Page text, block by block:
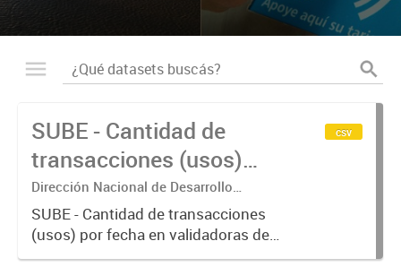
SUBE - Cantidad de
transacciones (usos)
por fecha
Dirección Nacional de Desarrollo
Tecnológico - Ministerio de Transporte.
SUBE - Cantidad de transacciones
(usos) por fecha en validadoras de
la red SUBE.
csv